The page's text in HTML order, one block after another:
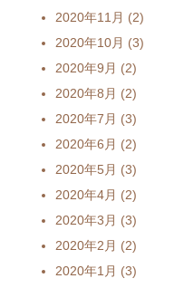
2020年11月 (2)
2020年10月 (3)
2020年9月 (2)
2020年8月 (2)
2020年7月 (3)
2020年6月 (2)
2020年5月 (3)
2020年4月 (2)
2020年3月 (3)
2020年2月 (2)
2020年1月 (3)